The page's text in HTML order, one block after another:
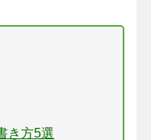
き方5選